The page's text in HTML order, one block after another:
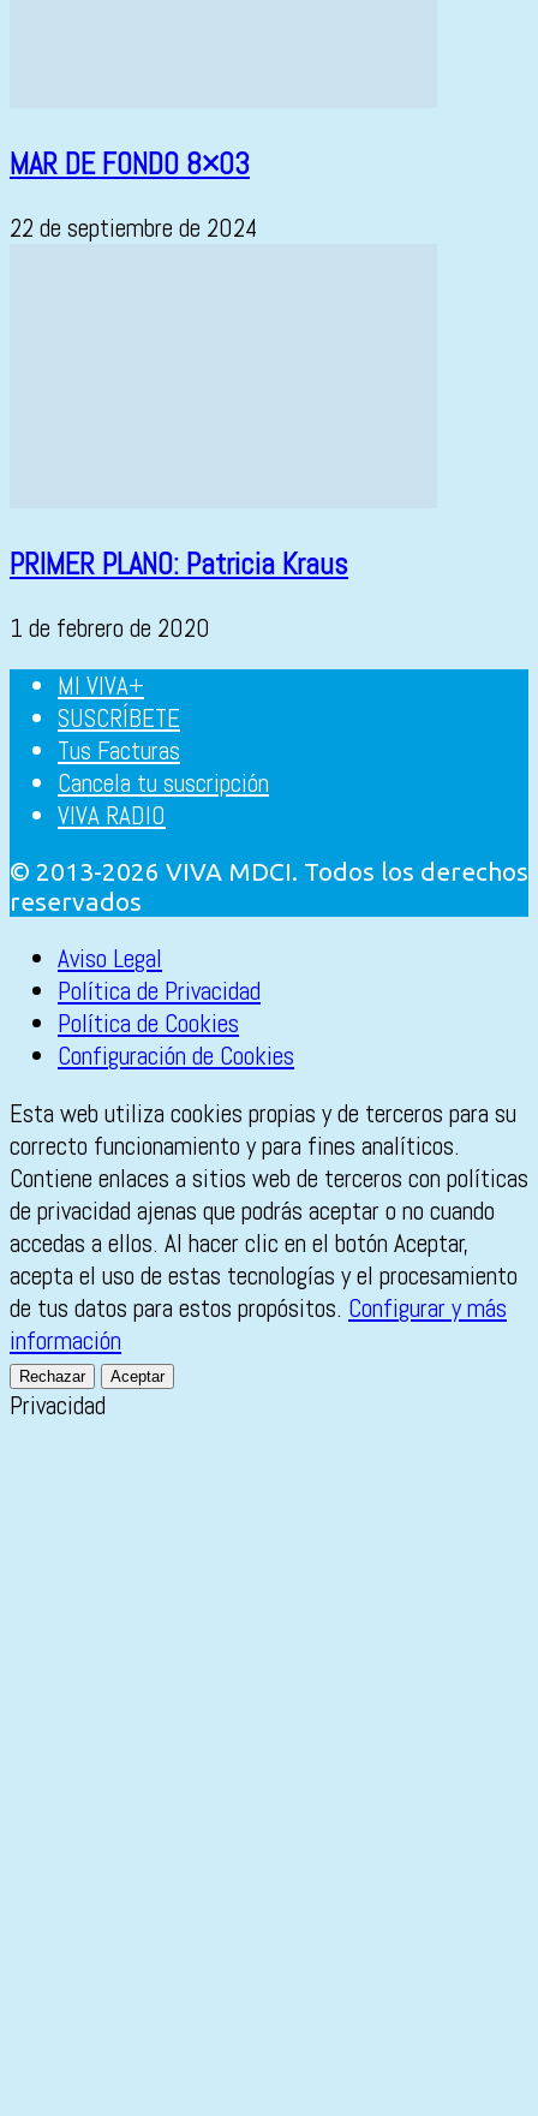
MAR DE FONDO 8×03
22 de septiembre de 2024
PRIMER PLANO: Patricia Kraus
1 de febrero de 2020
MI VIVA+
SUSCRÍBETE
Tus Facturas
Cancela tu suscripción
VIVA RADIO
© 2013-2026 VIVA MDCI. Todos los derechos
reservados
Aviso Legal
Política de Privacidad
Política de Cookies
Configuración de Cookies
Esta web utiliza cookies propias y de terceros para su
correcto funcionamiento y para fines analíticos.
Contiene enlaces a sitios web de terceros con políticas
de privacidad ajenas que podrás aceptar o no cuando
accedas a ellos. Al hacer clic en el botón Aceptar,
acepta el uso de estas tecnologías y el procesamiento
de tus datos para estos propósitos. Configurar y más
información
Rechazar Aceptar
Privacidad